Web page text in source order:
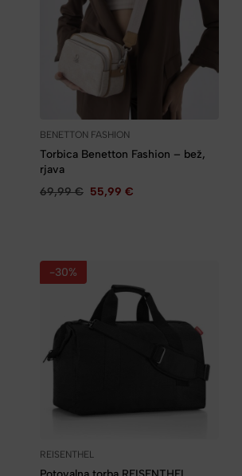
BENETTON FASHION
Torbica Benetton Fashion – bež,
rjava
69,99€ 55,99 €
-30%
REISENTHEL